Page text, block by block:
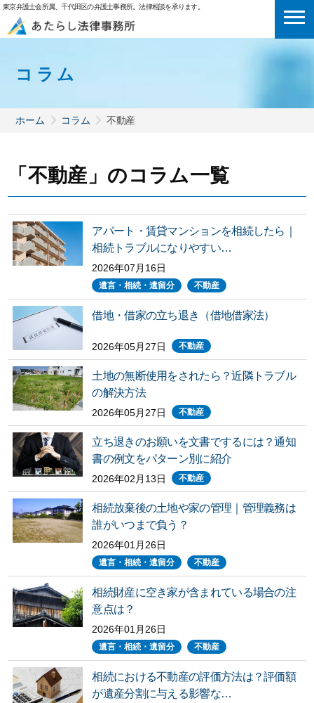
東京弁護士会所属、千代田区の弁護士事務所。法律相談を承ります。
コラム
ホーム コラム 不動産
「不動産」のコラム一覧
アパート・賃貸マンションを相続したら｜
相続トラブルになりやすい…
2026年07月16日
遺言・相続・遺留分 不動産
借地・借家の立ち退き（借地借家法）
2026年05月27日 不動産
土地の無断使用をされたら？近隣トラブル
の解決方法
2026年05月27日 不動産
立ち退きのお願いを文書でするには？通知
書の例文をパターン別に紹介
2026年02月13日 不動産
相続放棄後の土地や家の管理｜管理義務は
誰がいつまで負う？
2026年01月26日
遺言・相続・遺留分 不動産
相続財産に空き家が含まれている場合の注
意点は？
2026年01月26日
遺言・相続・遺留分 不動産
相続における不動産の評価方法は？評価額
が遺産分割に与える影響な…